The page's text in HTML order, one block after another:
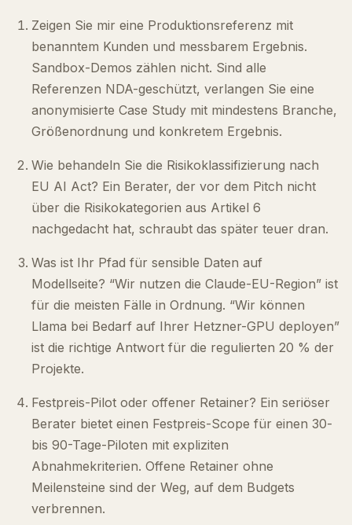
Zeigen Sie mir eine Produktionsreferenz mit
benanntem Kunden und messbarem Ergebnis.
Sandbox-Demos zählen nicht. Sind alle
Referenzen NDA-geschützt, verlangen Sie eine
anonymisierte Case Study mit mindestens Branche,
Größenordnung und konkretem Ergebnis.
Wie behandeln Sie die Risikoklassifizierung nach
EU AI Act? Ein Berater, der vor dem Pitch nicht
über die Risikokategorien aus Artikel 6
nachgedacht hat, schraubt das später teuer dran.
Was ist Ihr Pfad für sensible Daten auf
Modellseite? “Wir nutzen die Claude-EU-Region” ist
für die meisten Fälle in Ordnung. “Wir können
Llama bei Bedarf auf Ihrer Hetzner-GPU deployen”
ist die richtige Antwort für die regulierten 20 % der
Projekte.
Festpreis-Pilot oder offener Retainer? Ein seriöser
Berater bietet einen Festpreis-Scope für einen 30-
bis 90-Tage-Piloten mit expliziten
Abnahmekriterien. Offene Retainer ohne
Meilensteine sind der Weg, auf dem Budgets
verbrennen.